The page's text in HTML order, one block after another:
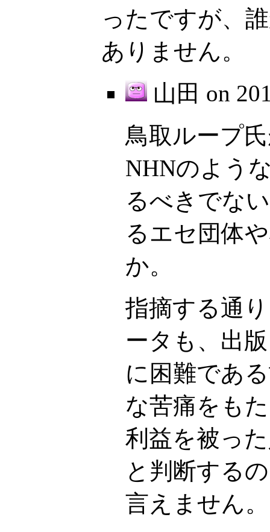
ったですが、
ありません。
山田 on
鳥取ループ
NHNのよう
るべきでな
るエセ団体
か。
指摘する通
ータも、出
に困難であ
な苦痛をも
利益を被っ
と判断する
言えません。